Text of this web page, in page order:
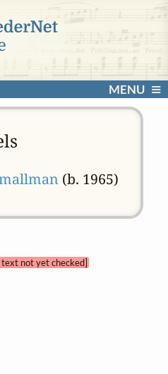
MENU
(b. 1965)
text not yet checked]